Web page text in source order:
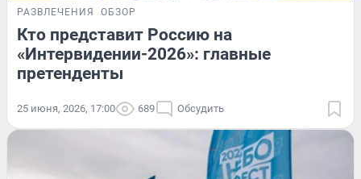
РАЗВЛЕЧЕНИЯ ОБЗОР
Кто представит Россию на
«Интервидении-2026»: главные
претенденты
25 июня, 2026, 17:00 689 Обсудить